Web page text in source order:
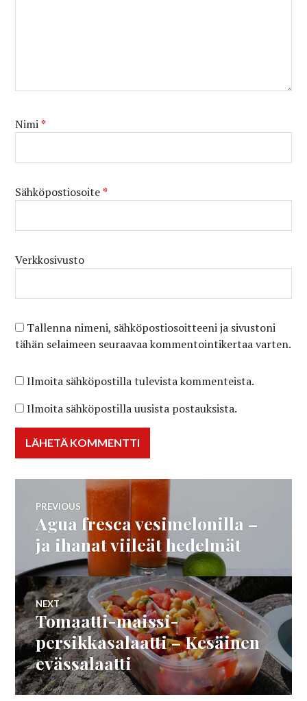
Nimi*
Sähköpostiosoite*
Verkkosivusto
Tallenna nimeni, sähköpostiosoitteeni ja sivustoni
tähän selaimeen seuraavaa kommentointikertaa varten.
Ilmoita sähköpostilla tulevista kommenteista.
Ilmoita sähköpostilla uusista postauksista.
Artikkelien
selaus
PREVIOUS
Previous
post:
Agua fresca vesimelonilla –
ja ihanat viileät hedelmät
NEXT
Next
post:
Tomaatti-maissi-
persikkasalaatti – Kesäinen
evässalaatti